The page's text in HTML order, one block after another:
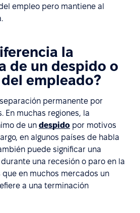
empleo pero mantiene al
la
de un despido o
empleado?
permanente por
En muchas regiones, la
de un despido por motivos
en algunos países de habla
puede significar una
una recesión o paro en la
en muchos mercados un
a una terminación